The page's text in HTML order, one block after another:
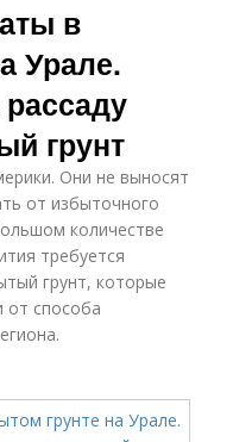
в
Урале.
грунт
Они не выносят
от избыточного
количестве
требуется
грунт, которые
от способа